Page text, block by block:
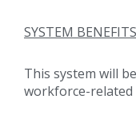
SYSTEM BENEFITS
This system will
workforce-related